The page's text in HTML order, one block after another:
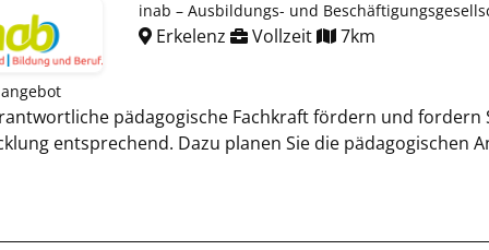
inab – Ausbildungs- und
Erkelenz Vollzeit 7km
pädagogische Fachkraft fördern und
entsprechend. Dazu planen Sie die pädagogischen